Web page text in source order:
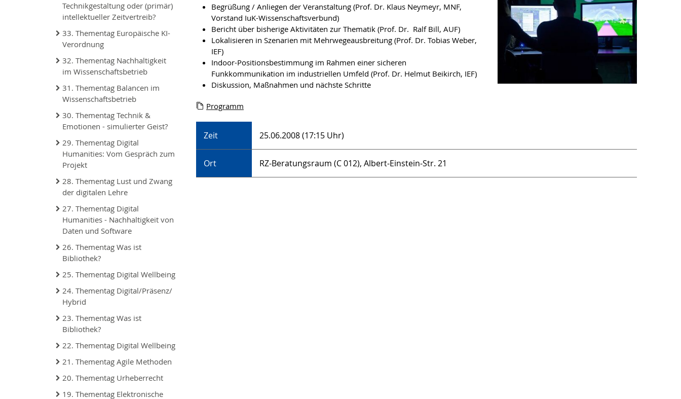
Technikgestaltung oder (primär)
intellektueller Zeitvertreib?
33. Thementag Europäische KI-
Verordnung
32. Thementag Nachhaltigkeit
im Wissenschaftsbetrieb
31. Thementag Balancen im
Wissenschaftsbetrieb
30. Thementag Technik &
Emotionen - simulierter Geist?
29. Thementag Digital
Humanities: Vom Gespräch zum
Projekt
28. Thementag Lust und Zwang
der digitalen Lehre
27. Thementag Digital
Humanities - Nachhaltigkeit von
Daten und Software
26. Thementag Was ist
Bibliothek?
25. Thementag Digital Wellbeing
24. Thementag Digital/Präsenz/
Hybrid
23. Thementag Was ist
Bibliothek?
22. Thementag Digital Wellbeing
21. Thementag Agile Methoden
20. Thementag Urheberrecht
19. Thementag Elektronische
Begrüßung / Anliegen der Veranstaltung (Prof. Dr. Klaus Neymeyr, MNF,
Vorstand IuK-Wissenschaftsverbund)
Bericht über bisherige Aktivitäten zur Thematik (Prof. Dr. Ralf Bill, AUF)
Lokalisieren in Szenarien mit Mehrwegeausbreitung (Prof. Dr. Tobias Weber,
IEF)
Indoor-Positionsbestimmung im Rahmen einer sicheren
Funkkommunikation im industriellen Umfeld (Prof. Dr. Helmut Beikirch, IEF)
Diskussion, Maßnahmen und nächste Schritte
Programm
Zeit 25.06.2008 (17:15 Uhr)
Ort RZ-Beratungsraum (C 012), Albert-Einstein-Str. 21